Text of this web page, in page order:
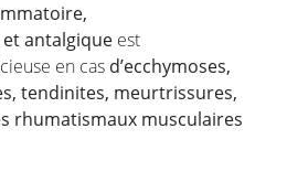
à thé
antalgique est
en cas d’ecchymoses,
tendinites, meurtrissures,
rhumatismaux musculaires